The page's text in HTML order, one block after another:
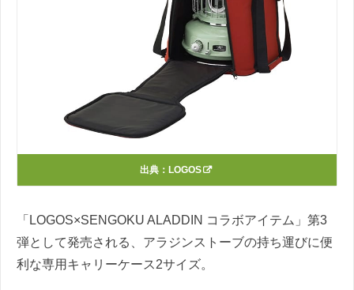
出典： LOGOS
「LOGOS×SENGOKU ALADDIN コラボアイテム」第3
弾として発売される、アラジンストーブの持ち運びに便
利な専用キャリーケース2サイズ。